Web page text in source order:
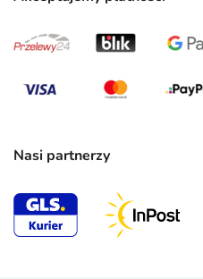
Nasi partnerzy